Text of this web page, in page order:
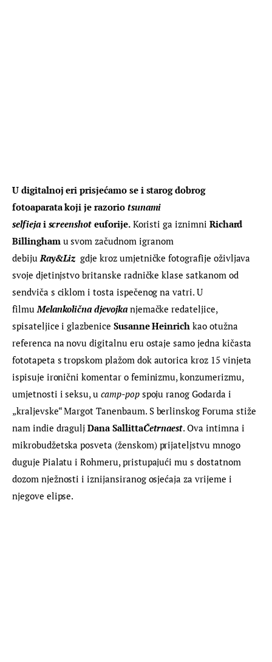
U digitalnoj eri prisjećamo se i starog dobrog
fotoaparata koji je razorio tsunami
selfieja i screenshot euforije. Koristi ga iznimni Richard
Billingham u svom začudnom igranom
debiju Ray&Liz gdje kroz umjetničke fotografije oživljava
svoje djetinjstvo britanske radničke klase satkanom od
sendviča s ciklom i tosta ispečenog na vatri. U
filmu Melankolična djevojka njemačke redateljice,
spisateljice i glazbenice Susanne Heinrich kao otužna
referenca na novu digitalnu eru ostaje samo jedna kičasta
fototapeta s tropskom plažom dok autorica kroz 15 vinjeta
ispisuje ironični komentar o feminizmu, konzumerizmu,
umjetnosti i seksu, u camp-pop spoju ranog Godarda i
„kraljevske“ Margot Tanenbaum. S berlinskog Foruma stiže
nam indie dragulj Dana SallittaČetrnaest. Ova intimna i
mikrobudžetska posveta (ženskom) prijateljstvu mnogo
duguje Pialatu i Rohmeru, pristupajući mu s dostatnom
dozom nježnosti i iznijansiranog osjećaja za vrijeme i
njegove elipse.